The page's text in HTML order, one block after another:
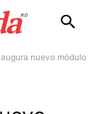
nuevo módulo